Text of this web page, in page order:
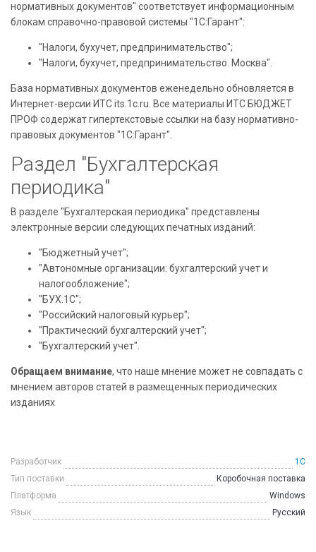
нормативных документов" соответствует информационным
блокам справочно-правовой системы "1С:Гарант":
"Налоги, бухучет, предпринимательство";
"Налоги, бухучет, предпринимательство. Москва".
База нормативных документов еженедельно обновляется в
Интернет-версии ИТС its.1c.ru. Все материалы ИТС БЮДЖЕТ
ПРОФ содержат гипертекстовые ссылки на базу нормативно-
правовых документов "1С:Гарант".
Раздел "Бухгалтерская
периодика"
В разделе "Бухгалтерская периодика" представлены
электронные версии следующих печатных изданий:
"Бюджетный учет";
"Автономные организации: бухгалтерский учет и
налогообложение";
"БУХ.1С";
"Российский налоговый курьер";
"Практический бухгалтерский учет";
"Бухгалтерский учет".
Обращаем внимание, что наше мнение может не совпадать с
мнением авторов статей в размещенных периодических
изданиях
Разработчик
1С
Тип поставки
Коробочная поставка
Платформа
Windows
Язык
Русский